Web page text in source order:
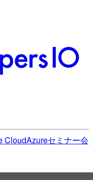
CloudAzureセミナー会